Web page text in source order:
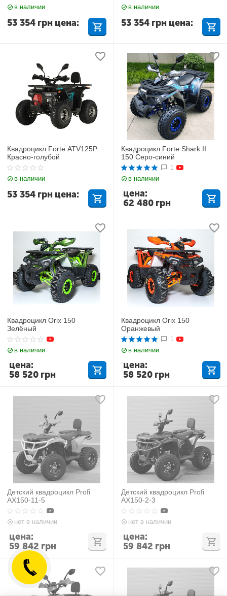
в наличии
53 354 грн цена:
в наличии
53 354 грн цена:
Квадроцикл Forte ATV125P
Красно-голубой
в наличии
53 354 грн цена:
Квадроцикл Forte Shark II
150 Серо-синий
1
в наличии
62 480 грн
цена:
Квадроцикл Orix 150
Зелёный
в наличии
58 520 грн
цена:
Квадроцикл Orix 150
Оранжевый
1
в наличии
58 520 грн
цена:
Детский квадроцикл Profi
AX150-11-5
нет в наличии
59 842 грн
цена:
Детский квадроцикл Profi
AX150-2-3
нет в наличии
59 842 грн
цена: